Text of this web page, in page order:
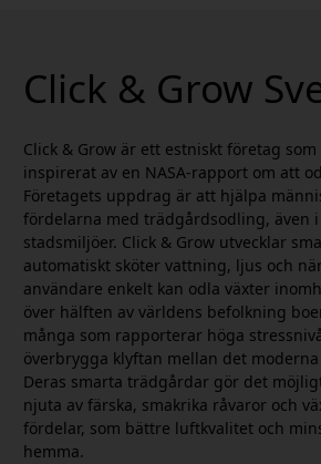
Click & Grow
Click & Grow är ett estniskt företag
inspirerat av en NASA-rapport om att
Företagets uppdrag är att hjälpa
fördelarna med trädgårdsodling, även i
stadsmiljöer. Click & Grow utvecklar
automatiskt sköter vattning, ljus och
användare enkelt kan odla växter
över hälften av världens befolkning
många som rapporterar höga
överbrygga klyftan mellan det
Deras smarta trädgårdar gör det
njuta av färska, smakrika råvaror och
fördelar, som bättre luftkvalitet och
hemma.